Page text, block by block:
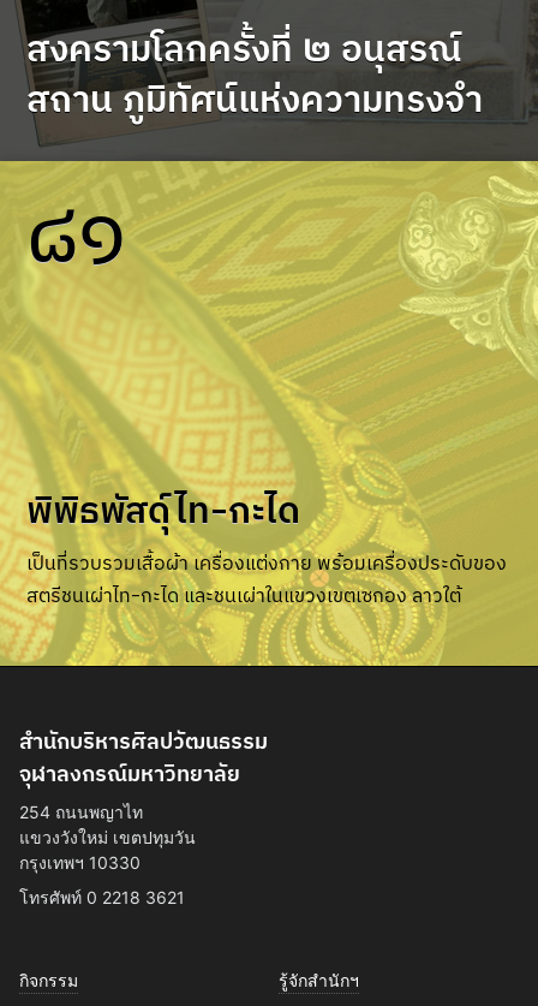
สงครามโลกครั้งที่ ๒ อนุสรณ์
สถาน ภูมิทัศน์แห่งความทรงจำ
พิพิธพัสดุ์ไท-กะได
เป็นที่รวบรวมเสื้อผ้า เครื่องแต่งกาย พร้อมเครื่องประดับของ
สตรีชนเผ่าไท-กะได และชนเผ่าในแขวงเขตเซกอง ลาวใต้
๘๑
สำนักบริหารศิลปวัฒนธรรม
จุฬาลงกรณ์มหาวิทยาลัย
254 ถนนพญาไท
แขวงวังใหม่ เขตปทุมวัน
กรุงเทพฯ 10330
โทรศัพท์ 0 2218 3621
กิจกรรม
รู้จักสำนักฯ